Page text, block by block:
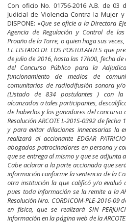
Con oficio No. 01756-2016 A.B. de
Judicial de Violencia Contra la Mujer
DISPONE: «Que se oficie a la Directora
Agencia de Regulación y Control de las
Proaño de la Torre, o quien haga sus
EL LISTADO DE LOS POSTULANTES que
de julio de 2016, hasta las 17h00, fecha
del Concurso Público para la
funcionamiento de medios de
comunitarios de radiodifusión sonora y/
(Listado de 834 postulantes ) con
alcanzados a tales participantes,
de haberlos y los ganadores del concurso
Resolución ARCOTE L-201S-0392 de
y para evitar dilaciones innecesarias la
realizará al accionante EDGAR
abogados patrocinadores en persona y
que se entrega al mismo y que se adjunta
Cabe aclarar a la parte accionada que
información conforme la sentencia de la
otra institución la que calificó y/o evaluó
pues toda información se la remite a la
Resolución Nro. CORDICOM-PLE-2016-09
en física, que se realizará SIN
información en la página web de la